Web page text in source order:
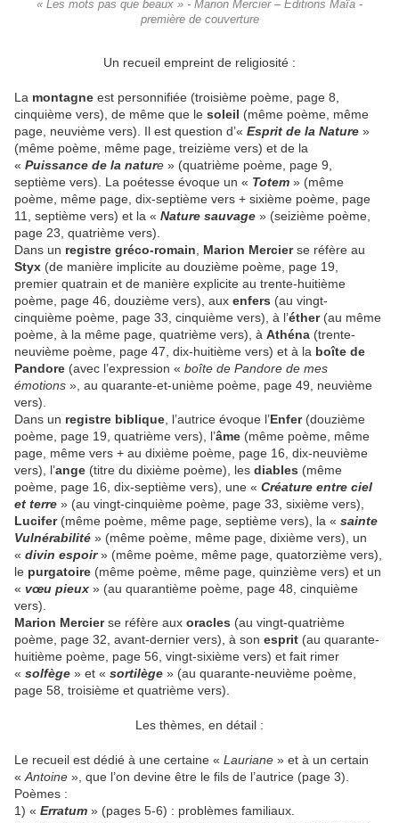
« Les mots pas que beaux » - Marion Mercier – Éditions Maïa -
première de couverture
Un recueil empreint de religiosité :
La montagne est personnifiée (troisième poème, page 8,
cinquième vers), de même que le soleil (même poème, même
page, neuvième vers). Il est question d’« Esprit de la Nature »
(même poème, même page, treizième vers) et de la
« Puissance de la nature » (quatrième poème, page 9,
septième vers). La poétesse évoque un « Totem » (même
poème, même page, dix-septième vers + sixième poème, page
11, septième vers) et la « Nature sauvage » (seizième poème,
page 23, quatrième vers).
Dans un registre gréco-romain Marion Mercierse réfère au
Styx (de manière implicite au douzième poème, page 19,
premier quatrain et de manière explicite au trente-huitième
poème, page 46, douzième vers), aux enfers (au vingt-
cinquième poème, page 33, cinquième vers), à l’éther(au même
poème, à la même page, quatrième vers), à Athéna (trente-
neuvième poème, page 47, dix-huitième vers) et à la boîte de
Pandore (avec l’expression « boîte de Pandore de mes
émotions », au quarante-et-unième poème, page 49, neuvième
vers)
Dans un registre biblique , l’autrice évoque l’Enfer(douzième
poème, page 19, quatrième vers), l’âme (même poème, même
page, même vers + au dixième poème, page 16, dix-neuvième
vers), l’ange (titre du dixième poème), les diables (même
poème, page 16, dix-septième vers), une « Créature entre ciel
et terre » (au vingt-cinquième poème, page 33, sixième vers),
Lucifer(même poème, même page, septième vers), la « sainte
Vulnérabilité » (même poème, même page, dixième vers), un
« divin espoir » (même poème, même page, quatorzième vers),
le purgatoire (même poème, même page, quinzième vers) et un
« vœu pieux » (au quarantième poème, page 48, cinquième
vers).
Marion Mercierse réfère aux oracles (au vingt-quatrième
poème, page 32, avant-dernier vers), à son esprit (au quarante-
huitième poème, page 56, vingt-sixième vers) et fait rimer
« solfège » et « sortilège » (au quarante-neuvième poème,
page 58, troisième et quatrième vers).
Les thèmes, en détail :
Le recueil est dédié à une certaine « Lauriane » et à un certain
« Antoine », que l’on devine être le fils de l’autrice (page 3).
Poèmes :
1) « Erratum » (pages 5-6) : problèmes familiaux.